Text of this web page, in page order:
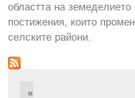
областта на
постижения, които
селските райони.
«